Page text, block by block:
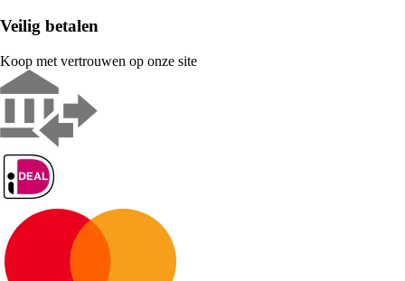
Veilig betalen
Koop met vertrouwen op onze site